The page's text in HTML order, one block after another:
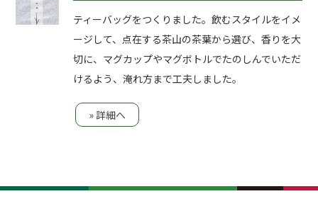
ティーバッグをつくりました。飲むスタイルをイメ
ージして、点在する茶山の茶葉から選び、香りを大
切に、マグカップやマグボトルでたのしんでいただ
けるよう、淹れ方まで工夫しました。
» 詳細へ